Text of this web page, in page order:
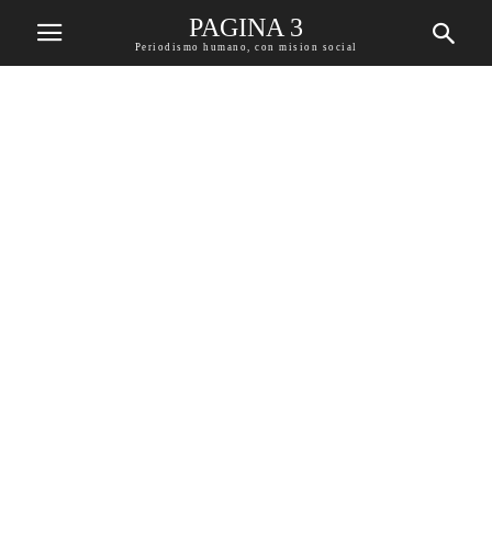
PAGINA 3
Periodismo humano, con mision social